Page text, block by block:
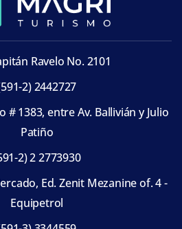
Ravelo No. 2101
2) 2442727
# 1383, entre Av. Ballivián y Julio
Patiño
2) 2 2773930
Ed. Zenit Mezanine of. 4 -
Equipetrol